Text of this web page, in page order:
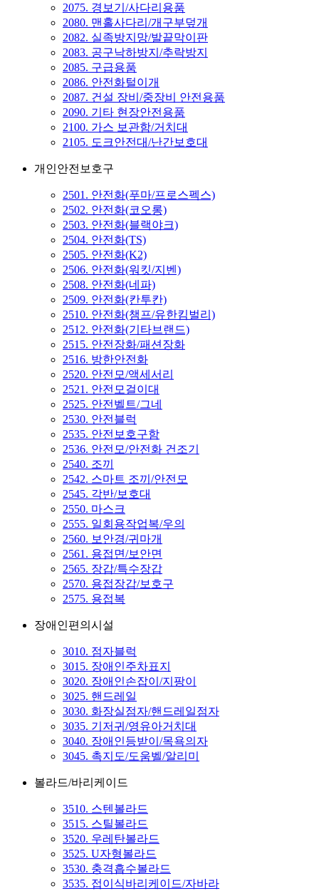
2075. 경보기/사다리용품
2080. 맨홀사다리/개구부덮개
2082. 실족방지망/발끝막이판
2083. 공구낙하방지/추락방지
2085. 구급용품
2086. 안전화털이개
2087. 건설 장비/중장비 안전용품
2090. 기타 현장안전용품
2100. 가스 보관함/거치대
2105. 도크안전대/난간보호대
개인안전보호구
2501. 안전화(푸마/프로스펙스)
2502. 안전화(코오롱)
2503. 안전화(블랙야크)
2504. 안전화(TS)
2505. 안전화(K2)
2506. 안전화(워킷/지벤)
2508. 안전화(네파)
2509. 안전화(칸투칸)
2510. 안전화(챔프/유한킴벌리)
2512. 안전화(기타브랜드)
2515. 안전장화/패션장화
2516. 방한안전화
2520. 안전모/액세서리
2521. 안전모걸이대
2525. 안전벨트/그네
2530. 안전블럭
2535. 안전보호구함
2536. 안전모/안전화 건조기
2540. 조끼
2542. 스마트 조끼/안전모
2545. 각반/보호대
2550. 마스크
2555. 일회용작업복/우의
2560. 보안경/귀마개
2561. 용접면/보안면
2565. 장갑/특수장갑
2570. 용접장갑/보호구
2575. 용접복
장애인편의시설
3010. 점자블럭
3015. 장애인주차표지
3020. 장애인손잡이/지팡이
3025. 핸드레일
3030. 화장실점자/핸드레일점자
3035. 기저귀/영유아거치대
3040. 장애인등받이/목욕의자
3045. 촉지도/도움벨/알리미
볼라드/바리케이드
3510. 스텐볼라드
3515. 스틸볼라드
3520. 우레탄볼라드
3525. U자형볼라드
3530. 충격흡수볼라드
3535. 접이식바리케이드/자바라